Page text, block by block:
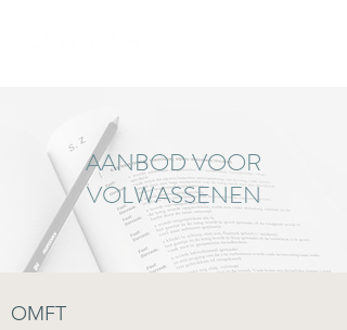
AANBOD VOOR
VOLWASSENEN
OMFT